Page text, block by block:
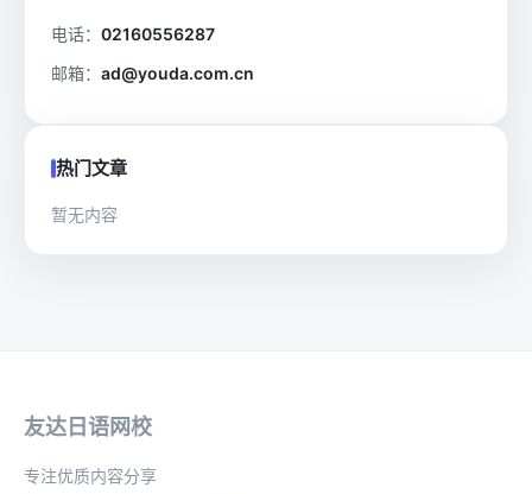
电话： 02160556287
邮箱： ad@youda.com.cn
热门文章
暂无内容
友达日语网校
专注优质内容分享